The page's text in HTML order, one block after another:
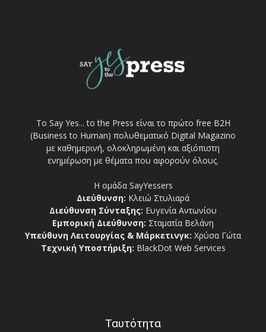
Το Say Yes... to the Press είναι το πρώτο free Β2Η
(Business to Human) πολυθεματικό Digital Magazino
με καθημερινή, ολοκληρωμένη και αξιόπιστη
ενημέρωση με θέματα που αφορούν όλους.
Η ομάδα SayYessers
Διεύθυνση: Κλειώ Στυλιαρά
Διεύθυνση Σύνταξης: Ευγενία Αντωνίου
Εμπορική Διεύθυνση: Σταματία Βελάνη
Υπεύθυνη Λειτουργίας & Μάρκετινγκ: Χρύσα Γώτα
Τεχνική Υποστήριξη: BlackDot Web Services
Ταυτότητα